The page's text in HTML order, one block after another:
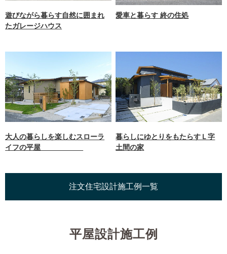
遊びながら暮らす自然に囲まれ
たガレージハウス
愛車と暮らす 終の住処
大人の暮らしを楽しむスローラ
イフの平屋
暮らしにゆとりをもたらすＬ字
土間の家
注文住宅設計施工例一覧
平屋設計施工例